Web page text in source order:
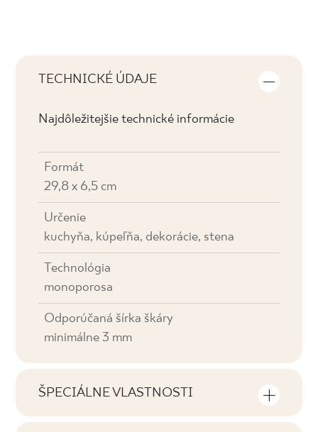
TECHNICKÉ ÚDAJE
Najdôležitejšie technické informácie
Formát
29,8 x 6,5 cm
Určenie
kuchyňa, kúpeľňa, dekorácie, stena
Technológia
monoporosa
Odporúčaná šírka škáry
minimálne 3 mm
ŠPECIÁLNE VLASTNOSTI